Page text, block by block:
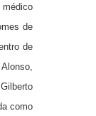
de
de
como